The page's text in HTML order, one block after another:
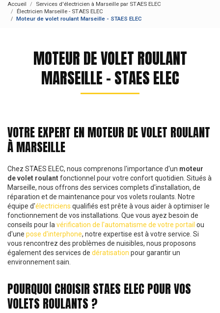
Accueil
Services d'électricien à Marseille par STAES ELEC
Électricien Marseille - STAES ELEC
Moteur de volet roulant Marseille - STAES ELEC
MOTEUR DE VOLET ROULANT
MARSEILLE - STAES ELEC
VOTRE EXPERT EN MOTEUR DE VOLET ROULANT
À MARSEILLE
Chez STAES ELEC, nous comprenons l'importance d'un moteur
de volet roulant fonctionnel pour votre confort quotidien. Situés à
Marseille, nous offrons des services complets d'installation, de
réparation et de maintenance pour vos volets roulants. Notre
équipe d'électriciens qualifiés est prête à vous aider à optimiser le
fonctionnement de vos installations. Que vous ayez besoin de
conseils pour la vérification de l'automatisme de votre portail ou
d'une pose d'interphone, notre expertise est à votre service. Si
vous rencontrez des problèmes de nuisibles, nous proposons
également des services de dératisation pour garantir un
environnement sain.
POURQUOI CHOISIR STAES ELEC POUR VOS
VOLETS ROULANTS ?